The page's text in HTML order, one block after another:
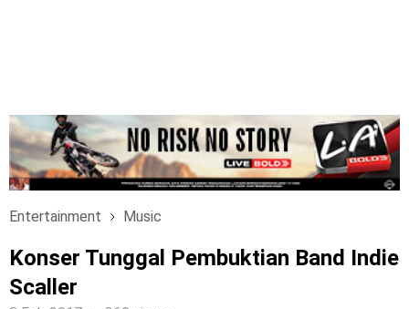
Entertainment Music
Konser Tunggal Pembuktian Band Indie
Scaller